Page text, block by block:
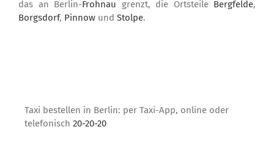
das an Berlin-Frohnau grenzt, die Ortsteile Bergfelde,
Borgsdorf, Pinnow und Stolpe.
Taxi bestellen in Berlin: per Taxi-App, online oder
telefonisch 20-20-20